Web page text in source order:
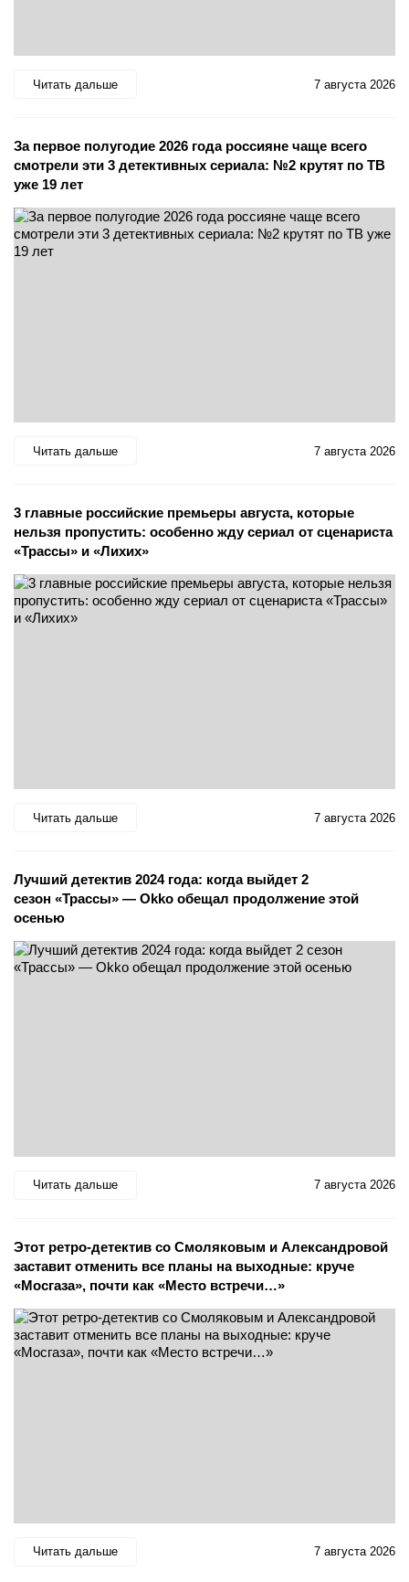
Читать дальше 7 августа 2026
За первое полугодие 2026 года россияне чаще всего
смотрели эти 3 детективных сериала: №2 крутят по ТВ
уже 19 лет
Читать дальше 7 августа 2026
3 главные российские премьеры августа, которые
нельзя пропустить: особенно жду сериал от сценариста
«Трассы» и «Лихих»
Читать дальше 7 августа 2026
Лучший детектив 2024 года: когда выйдет 2
сезон «Трассы» — Okko обещал продолжение этой
осенью
Читать дальше 7 августа 2026
Этот ретро-детектив со Смоляковым и Александровой
заставит отменить все планы на выходные: круче
«Мосгаза», почти как «Место встречи…»
Читать дальше 7 августа 2026